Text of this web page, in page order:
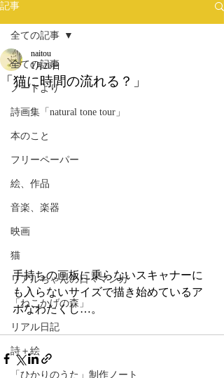
記事
全ての記事
ノートより
詩画集「natural tone tour」
本のこと
フリーペーパー
絵、作品
音楽、楽器
映画
猫
リアルちゃんの日々マンガ
「ねこかげの森」
リアル日記
詩＋絵
「ひかりのうた」制作ノート
全ての記事
「猫に時間の流れる？」
naitou
1月26日
手持ちの画板に乗らないスキャナーに
も入らないサイズで描き始めているア
ホなわたくし…。